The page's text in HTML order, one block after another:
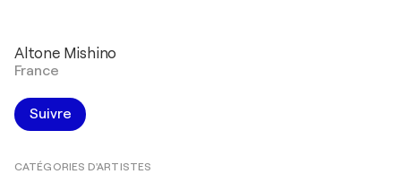
Altone Mishino
France
Suivre
CATÉGORIES D'ARTISTES